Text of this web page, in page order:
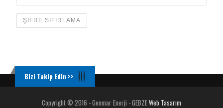
ŞIFRE SIFIRLAMA
Bizi Takip Edin >>
Copyright © 2016 - Genmar Enerji - GEBZEWeb Tasarım